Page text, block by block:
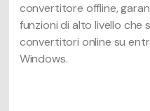
convertitore offline,
funzioni di alto livello che
convertitori online su
Windows.